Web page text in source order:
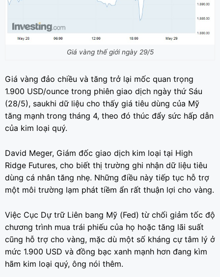
Giá vàng thế giới ngày 29/5
Giá vàng đảo chiều và tăng trở lại mốc quan trọng
1.900 USD/ounce trong phiên giao dịch ngày thứ Sáu
(28/5), saukhi dữ liệu cho thấy giá tiêu dùng của Mỹ
tăng mạnh trong tháng 4, theo đó thúc đẩy sức hấp dẫn
của kim loại quý.
David Meger, Giám đốc giao dịch kim loại tại High
Ridge Futures, cho biết thị trường ghi nhận dữ liệu tiêu
dùng cá nhân tăng nhẹ. Những điều này tiếp tục hỗ trợ
một môi trường lạm phát tiềm ẩn rất thuận lợi cho vàng.
Việc Cục Dự trữ Liên bang Mỹ (Fed) từ chối giảm tốc độ
chương trình mua trái phiếu của họ hoặc tăng lãi suất
cũng hỗ trợ cho vàng, mặc dù một số kháng cự tâm lý ở
mức 1.900 USD và đồng bạc xanh mạnh hơn đang kìm
hãm kim loại quý, ông nói thêm.